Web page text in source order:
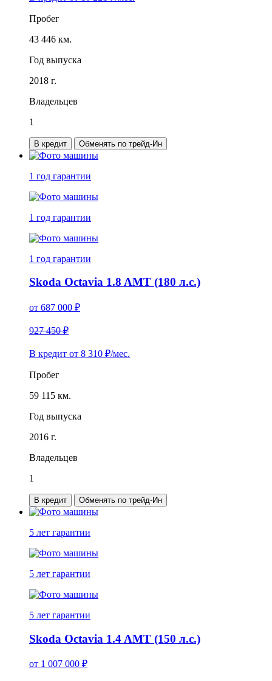
Пробег
43 446 км.
Год выпуска
2018 г.
Владельцев
1
В кредит Обменять по трейд-Ин
1 год гарантии
1 год гарантии
1 год гарантии
Skoda Octavia 1.8 AMT (180 л.с.)
от 687 000 ₽
927 450 ₽
В кредит от 8 310 ₽/мес.
Пробег
59 115 км.
Год выпуска
2016 г.
Владельцев
1
В кредит Обменять по трейд-Ин
5 лет гарантии
5 лет гарантии
5 лет гарантии
Skoda Octavia 1.4 AMT (150 л.с.)
от 1 007 000 ₽